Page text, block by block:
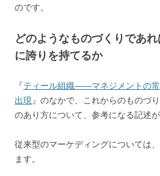
のです。
どのようなものづくりであ
に誇りを持てるか
『ティール組織――マネジメントの
出現』のなかで、これからのものづ
のあり方について、参考になる記述が
従来型のマーケディングについては
ます。